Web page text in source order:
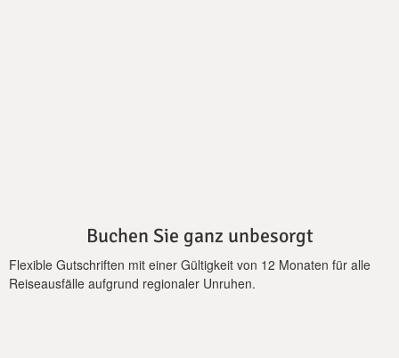
Buchen Sie ganz unbesorgt
Flexible Gutschriften mit einer Gültigkeit von 12 Monaten für alle
Reiseausfälle aufgrund regionaler Unruhen.